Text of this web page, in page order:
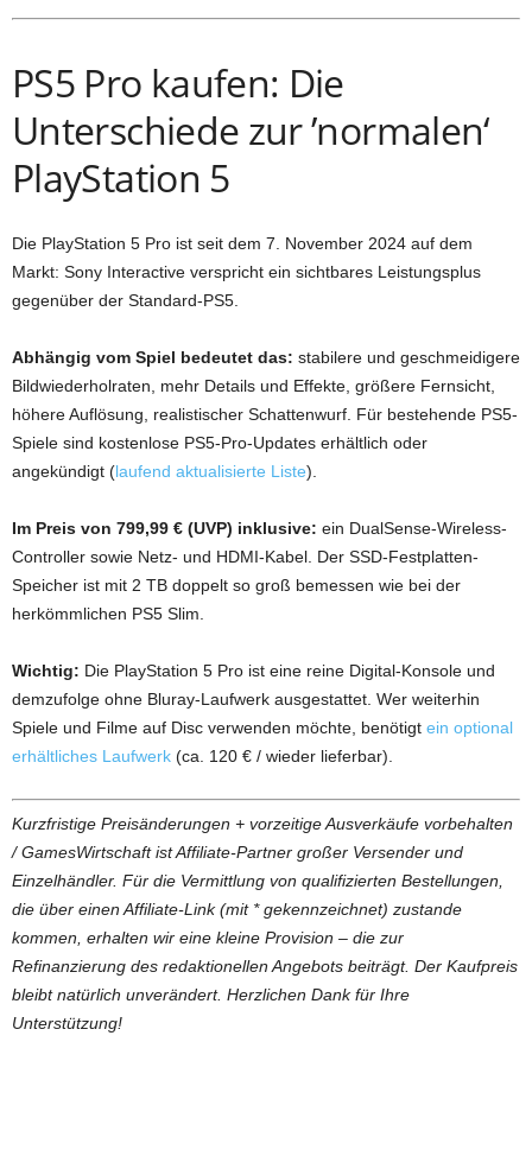
PS5 Pro kaufen: Die
Unterschiede zur ’normalen‘
PlayStation 5
Die PlayStation 5 Pro ist seit dem 7. November 2024 auf dem
Markt: Sony Interactive verspricht ein sichtbares Leistungsplus
gegenüber der Standard-PS5.
Abhängig vom Spiel bedeutet das: stabilere und geschmeidigere
Bildwiederholraten, mehr Details und Effekte, größere Fernsicht,
höhere Auflösung, realistischer Schattenwurf. Für bestehende PS5-
Spiele sind kostenlose PS5-Pro-Updates erhältlich oder
angekündigt (laufend aktualisierte Liste).
Im Preis von 799,99 € (UVP) inklusive: ein DualSense-Wireless-
Controller sowie Netz- und HDMI-Kabel. Der SSD-Festplatten-
Speicher ist mit 2 TB doppelt so groß bemessen wie bei der
herkömmlichen PS5 Slim.
Wichtig: Die PlayStation 5 Pro ist eine reine Digital-Konsole und
demzufolge ohne Bluray-Laufwerk ausgestattet. Wer weiterhin
Spiele und Filme auf Disc verwenden möchte, benötigt ein optional
erhältliches Laufwerk (ca. 120 € / wieder lieferbar).
Kurzfristige Preisänderungen + vorzeitige Ausverkäufe vorbehalten
/ GamesWirtschaft ist Affiliate-Partner großer Versender und
Einzelhändler. Für die Vermittlung von qualifizierten Bestellungen,
die über einen Affiliate-Link (mit * gekennzeichnet) zustande
kommen, erhalten wir eine kleine Provision – die zur
Refinanzierung des redaktionellen Angebots beiträgt. Der Kaufpreis
bleibt natürlich unverändert. Herzlichen Dank für Ihre
Unterstützung!